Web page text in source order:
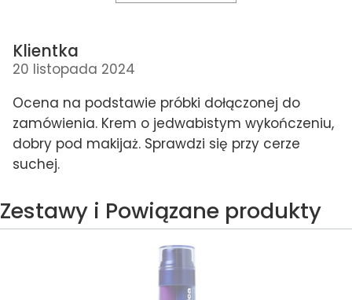
Klientka
20 listopada 2024
Ocena na podstawie próbki dołączonej do
zamówienia. Krem o jedwabistym wykończeniu,
dobry pod makijaż. Sprawdzi się przy cerze
suchej.
Zestawy i Powiązane produkty